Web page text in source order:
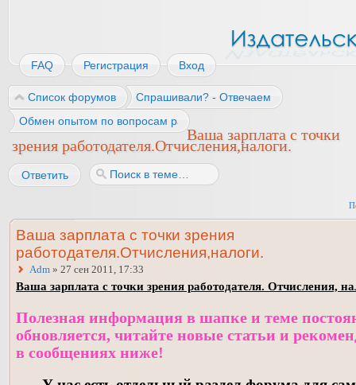
FAQ Регистрация Вход
Список форумов
Спрашивали? - Отвечаем
Обмен опытом по вопросам работы
Ваша зарплата с точки
зрения работодателя.Отчисления,налоги.
Ответить
Ваша зарплата с точки зрения
работодателя.Отчисления,налоги.
Adm » 27 сен 2011, 17:33
Ваша зарплата с точки зрения работодателя. Отчисления,
Полезная информация в шапке и теме
обновляется, читайте новые статьи и
в сообщениях ниже!